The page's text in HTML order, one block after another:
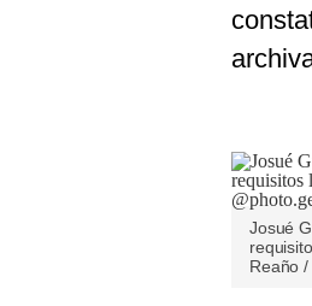
Josué
Reaño /